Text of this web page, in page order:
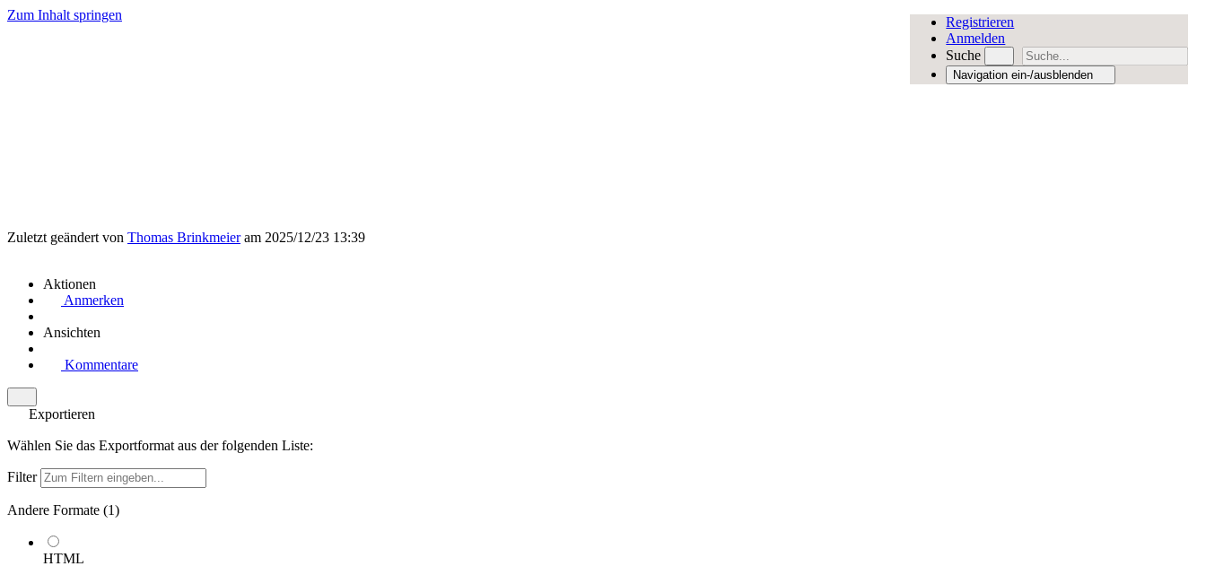
Zum Inhalt springen
Registrieren
Anmelden
Suche
Navigation ein-/ausblenden
Zuletzt geändert von Thomas Brinkmeieram 2025/12/23 13:39
Aktionen
Anmerken
Ansichten
Kommentare
Exportieren
Wählen Sie das Exportformat aus der folgenden Liste:
Filter
Andere Formate (1)
HTML